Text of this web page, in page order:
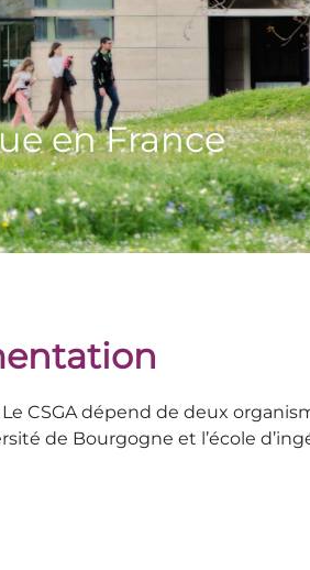
CSGA dépend de deux
de Bourgogne et l’école